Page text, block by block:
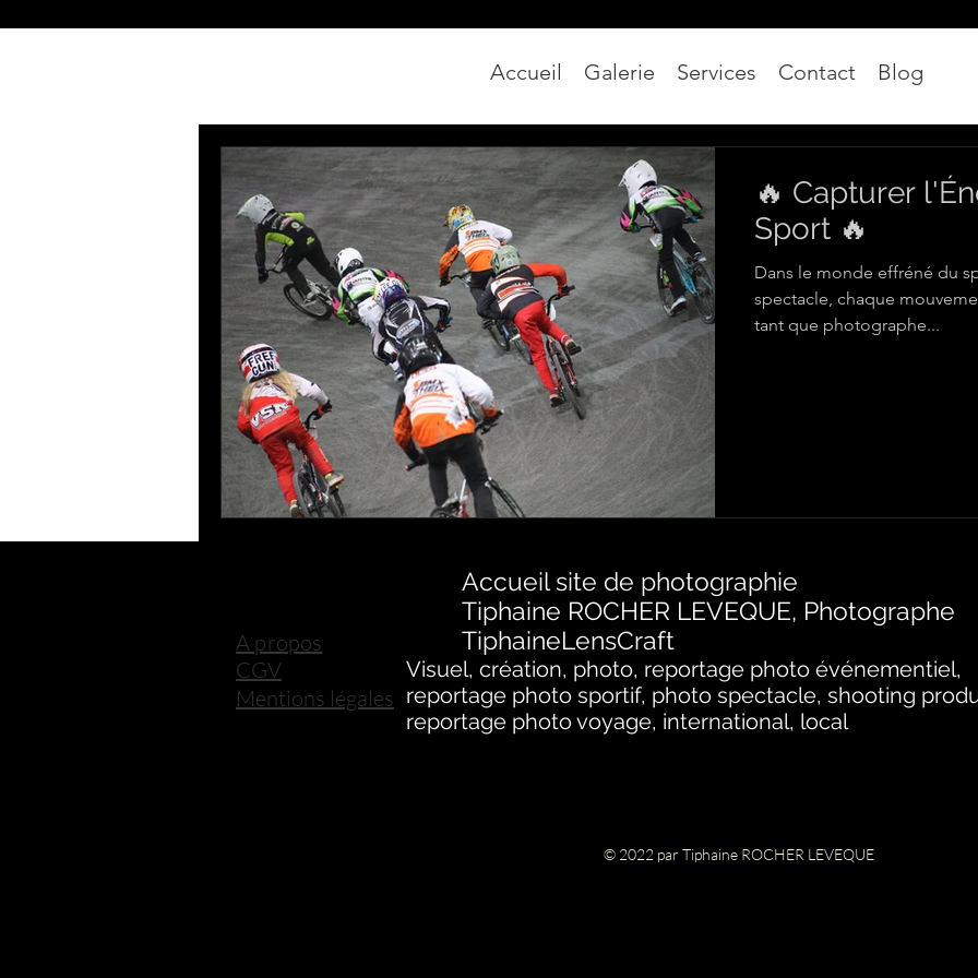
Accueil Galerie Services Contact Blog
🔥 Capturer
Sport 🔥
Dans le monde effréné du
spectacle, chaque
tant que photographe...
Accueil site de photographie
Tiphaine ROCHER LEVEQUE, Photographe
TiphaineLensCraft
A propos
CGV
Visuel, création, photo, reportage photo événementiel,
reportage photo sportif, photo spectacle, shooting
reportage photo voyage, international, local
Mentions légales
© 2022 par Tiphaine ROCHER LEVEQUE